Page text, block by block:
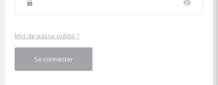
Se connecter
Mot de passe oublié ?